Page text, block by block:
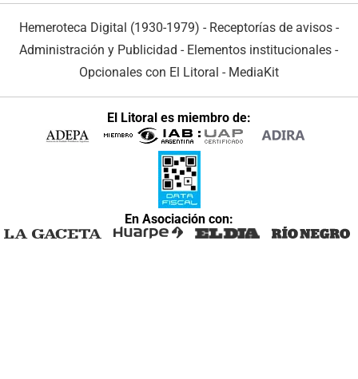
Hemeroteca Digital (1930-1979) - Receptorías de avisos -
Administración y Publicidad - Elementos institucionales -
Opcionales con El Litoral - MediaKit
El Litoral es miembro de:
En Asociación con: